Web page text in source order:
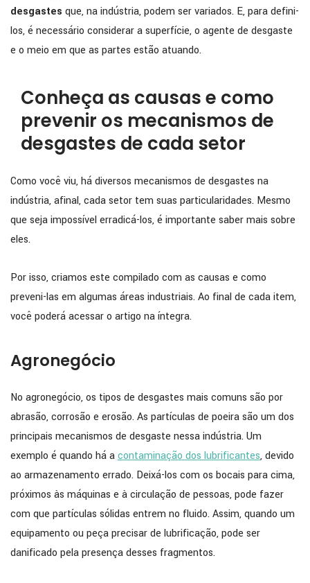
desgastes que, na indústria, podem ser variados. E, para defini-
los, é necessário considerar a superfície, o agente de desgaste
e o meio em que as partes estão atuando.
Conheça as causas e como
prevenir os mecanismos de
desgastes de cada setor
Como você viu, há diversos mecanismos de desgastes na
indústria, afinal, cada setor tem suas particularidades. Mesmo
que seja impossível erradicá-los, é importante saber mais sobre
eles.
Por isso, criamos este compilado com as causas e como
preveni-las em algumas áreas industriais. Ao final de cada item,
você poderá acessar o artigo na íntegra.
Agronegócio
No agronegócio, os tipos de desgastes mais comuns são por
abrasão, corrosão e erosão. As partículas de poeira são um dos
principais mecanismos de desgaste nessa indústria. Um
exemplo é quando há acontaminação dos lubrificantes, devido
ao armazenamento errado. Deixá-los com os bocais para cima,
próximos às máquinas e à circulação de pessoas, pode fazer
com que partículas sólidas entrem no fluido. Assim, quando um
equipamento ou peça precisar de lubrificação, pode ser
danificado pela presença desses fragmentos.